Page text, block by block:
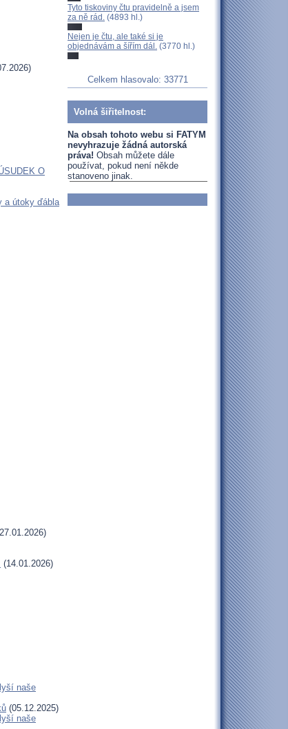
O
a útoky ďábla
(14.01.2026)
naše
(05.12.2025)
naše
Tyto tiskoviny čtu pravidelně a jsem
za ně rád. (4893 hl.)
Nejen je čtu, ale také si je
objednávám a šířím dál. (3770 hl.)
Celkem hlasovalo: 33771
Volná šiřitelnost:
Na obsah tohoto webu si FATYM
nevyhrazuje žádná autorská
práva! Obsah můžete dále
používat, pokud není někde
stanoveno jinak.